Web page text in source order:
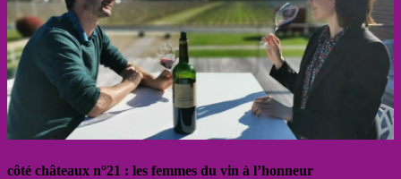
côté châteaux n°21 : les femmes du vin à l’honneur